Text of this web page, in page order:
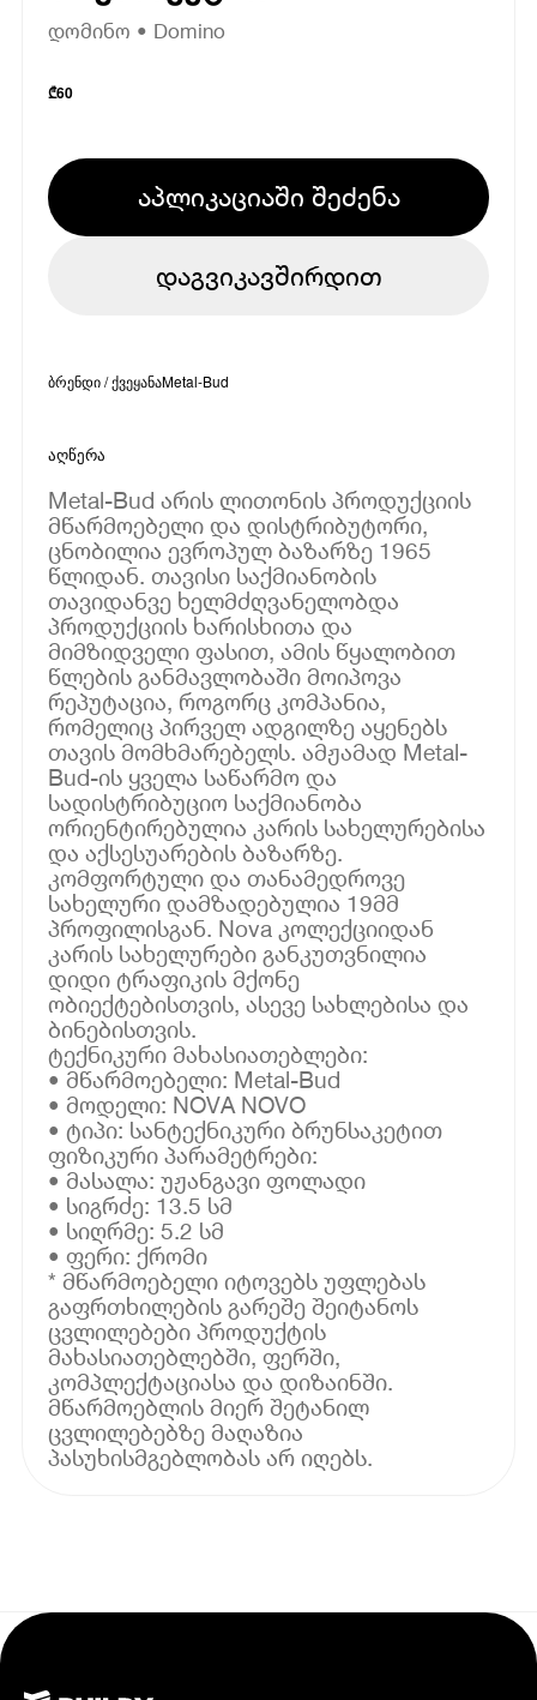
დომინო • Domino
₾60
აპლიკაციაში შეძენა
დაგვიკავშირდით
ბრენდი / ქვეყანაMetal-Bud
აღწერა
Metal-Bud არის ლითონის პროდუქციის
მწარმოებელი და დისტრიბუტორი,
ცნობილია ევროპულ ბაზარზე 1965
წლიდან. თავისი საქმიანობის
თავიდანვე ხელმძღვანელობდა
პროდუქციის ხარისხითა და
მიმზიდველი ფასით, ამის წყალობით
წლების განმავლობაში მოიპოვა
რეპუტაცია, როგორც კომპანია,
რომელიც პირველ ადგილზე აყენებს
თავის მომხმარებელს. ამჟამად Metal-
Bud-ის ყველა საწარმო და
სადისტრიბუციო საქმიანობა
ორიენტირებულია კარის სახელურებისა
და აქსესუარების ბაზარზე.
კომფორტული და თანამედროვე
სახელური დამზადებულია 19მმ
პროფილისგან. Nova კოლექციიდან
კარის სახელურები განკუთვნილია
დიდი ტრაფიკის მქონე
ობიექტებისთვის, ასევე სახლებისა და
ბინებისთვის.
ტექნიკური მახასიათებლები:
• მწარმოებელი: Metal-Bud
• მოდელი: NOVA NOVO
• ტიპი: სანტექნიკური ბრუნსაკეტით
ფიზიკური პარამეტრები:
• მასალა: უჟანგავი ფოლადი
• სიგრძე: 13.5 სმ
• სიღრმე: 5.2 სმ
• ფერი: ქრომი
* მწარმოებელი იტოვებს უფლებას
გაფრთხილების გარეშე შეიტანოს
ცვლილებები პროდუქტის
მახასიათებლებში, ფერში,
კომპლექტაციასა და დიზაინში.
მწარმოებლის მიერ შეტანილ
ცვლილებებზე მაღაზია
პასუხისმგებლობას არ იღებს.